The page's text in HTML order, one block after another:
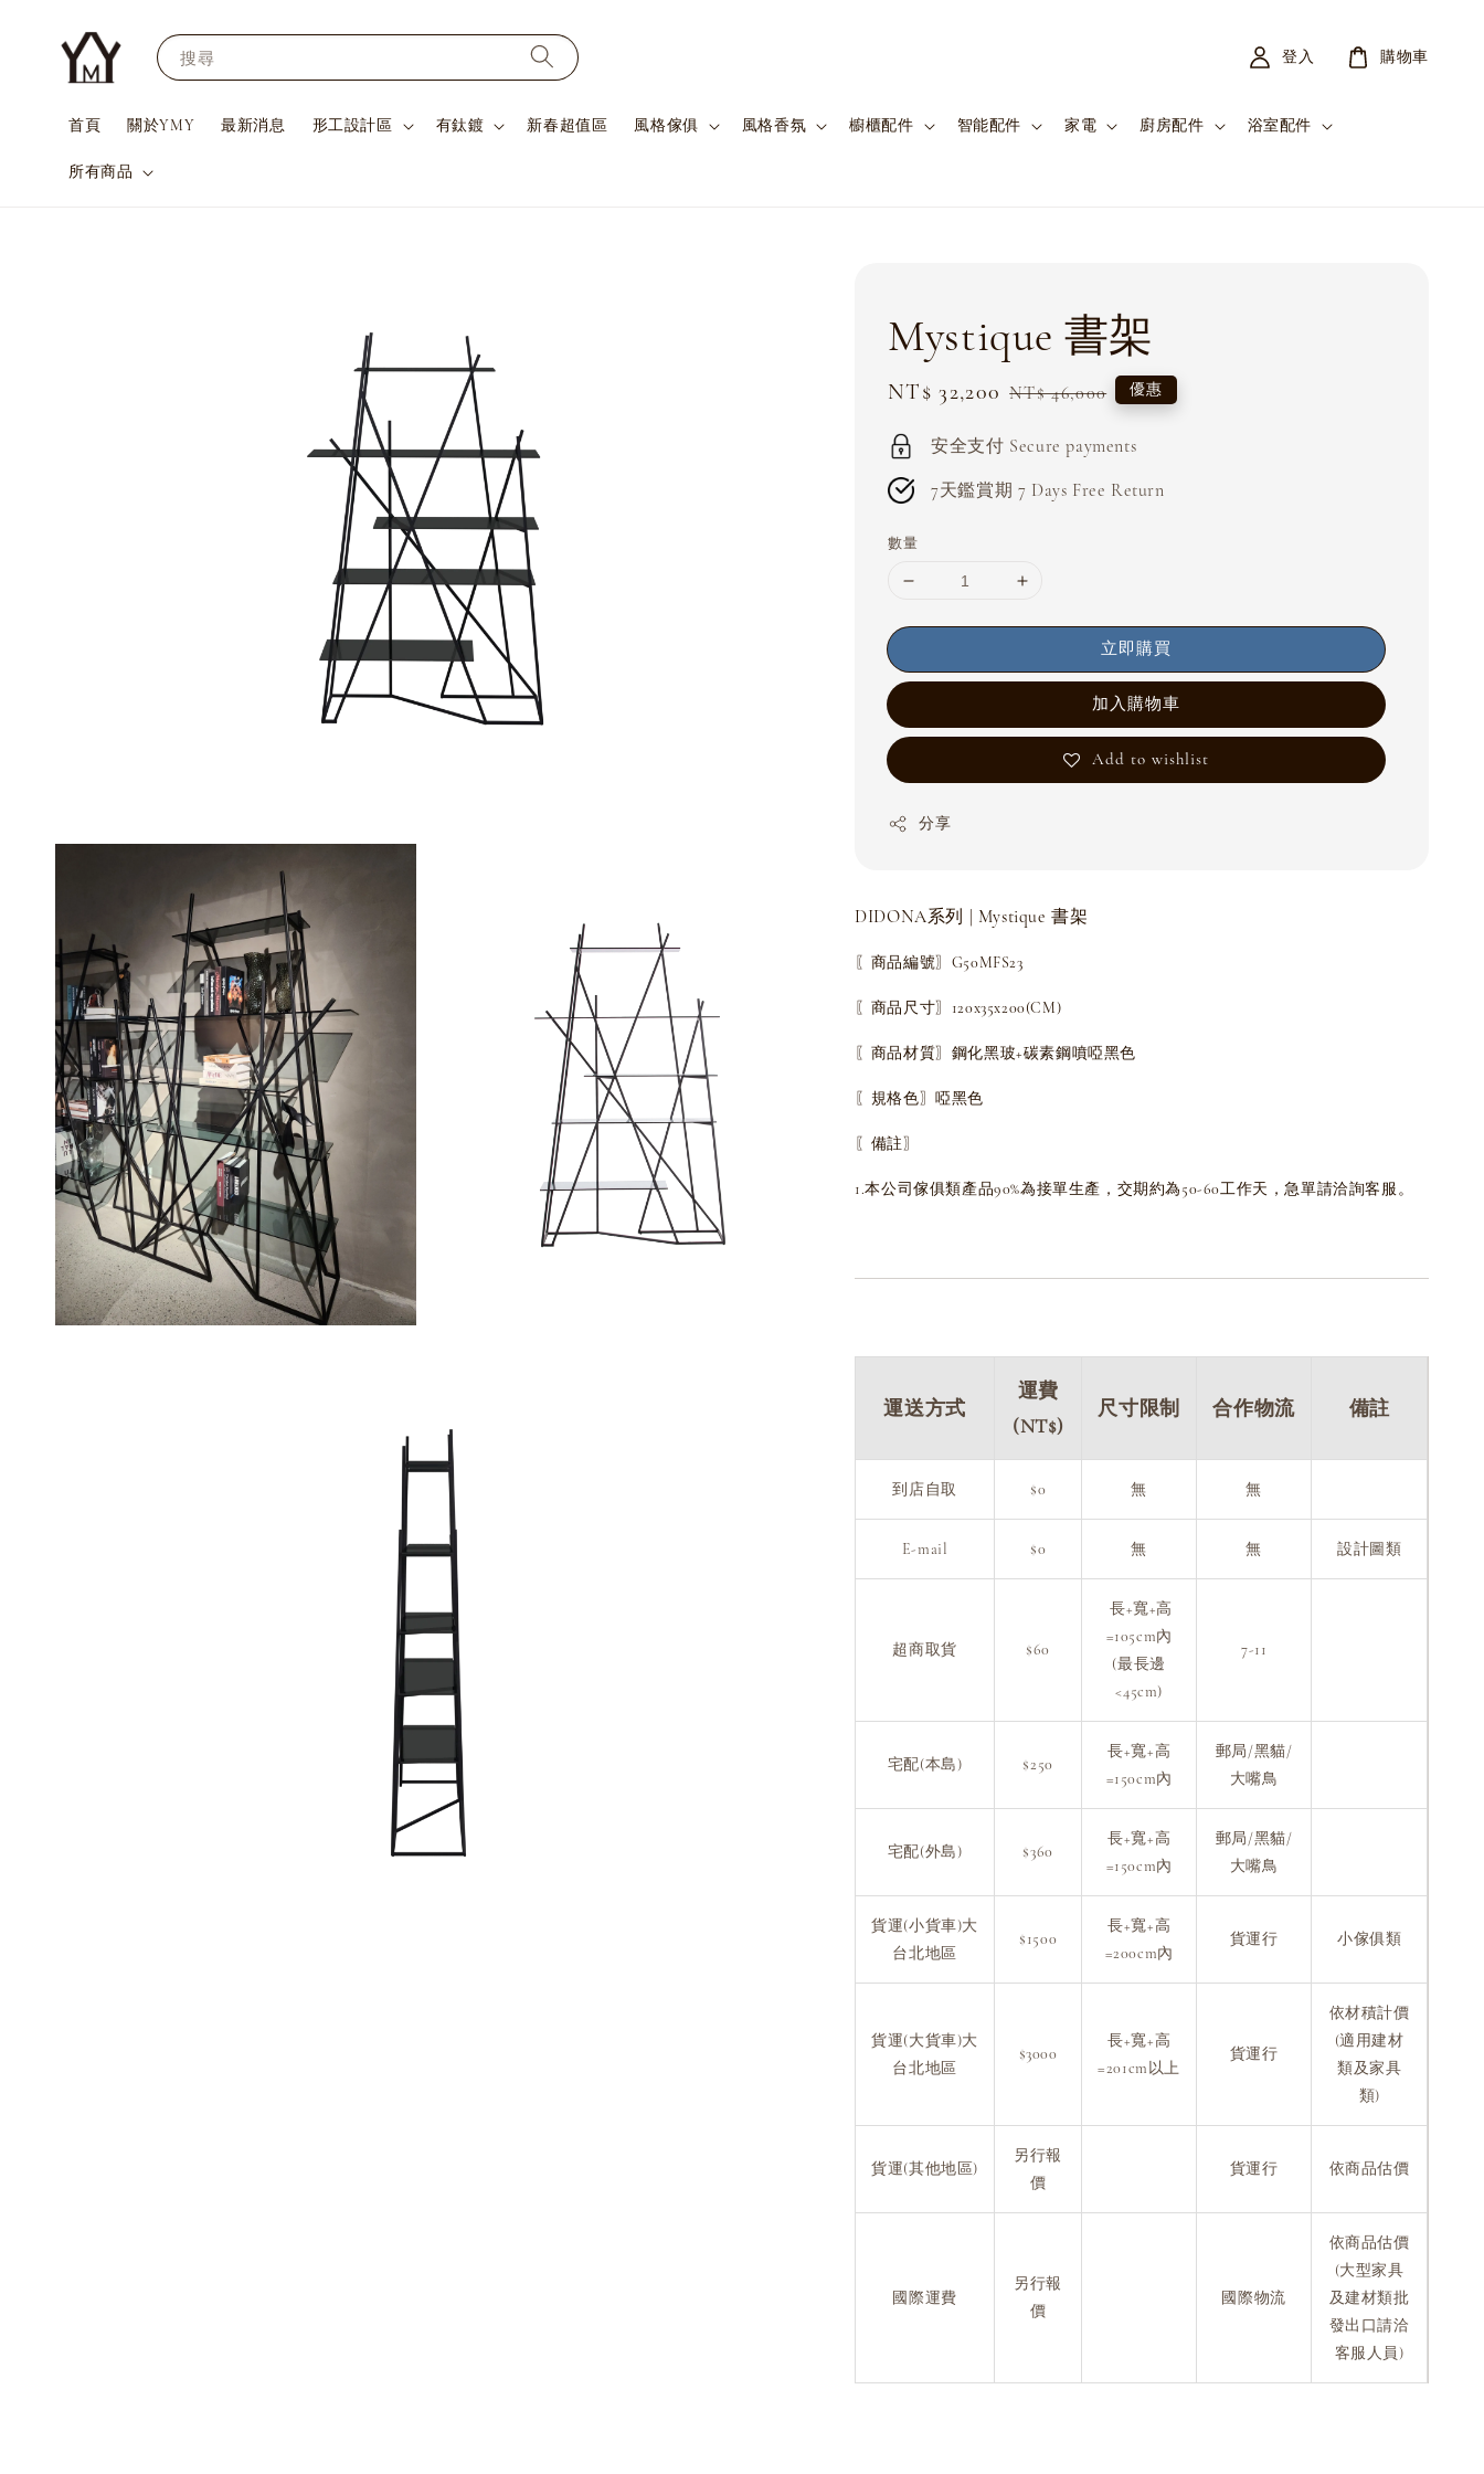
搜尋
首頁 關於YMY 最新消息 形工設計區 有鈦鍍 新春超值區 風格傢俱 風格香氛 櫥櫃配件 智能配件 家電 廚房配件 浴室配件
所有商品
登入 購物車
Mystique 書架
Sale
NT$ 32,200 Regular
NT$ 46,000 優惠
安全支付 Secure payments
7天鑑賞期 7 Days Free Return
數量
立即購買
加入購物車
Add to wishlist
分享
DIDONA系列 | Mystique 書架
〖商品編號〗G50MFS23
〖商品尺寸〗120x35x200(CM)
〖商品材質〗鋼化黑玻+碳素鋼噴啞黑色
〖規格色〗啞黑色
〖備註〗
1.本公司傢俱類產品90%為接單生產，交期約為50-60工作天，急單請洽詢客服。
運送方式
運費
(NT$)
尺寸限制 合作物流 備註
到店自取 $0 無 無
E-mail $0 無 無 設計圖類
超商取貨 $60
長+寬+高
=105cm內
(最長邊
<45cm)
7-11
宅配(本島) $250
長+寬+高
=150cm內
郵局/黑貓/
大嘴鳥
宅配(外島) $360
長+寬+高
=150cm內
郵局/黑貓/
大嘴鳥
貨運(小貨車)大
台北地區
$1500
長+寬+高
=200cm內
貨運行 小傢俱類
貨運(大貨車)大
台北地區
$3000
長+寬+高
=201cm以上
貨運行
依材積計價
(適用建材
類及家具
類)
貨運(其他地區)
另行報
價
貨運行 依商品估價
國際運費
另行報
價
國際物流
依商品估價
(大型家具
及建材類批
發出口請洽
客服人員)